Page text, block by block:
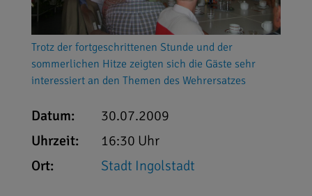
Trotz der fortgeschrittenen Stunde und der
sommerlichen Hitze zeigten sich die Gäste sehr
interessiert an den Themen des Wehrersatzes
Datum:
30.07.2009
Uhrzeit:
16:30 Uhr
Ort:
Stadt Ingolstadt